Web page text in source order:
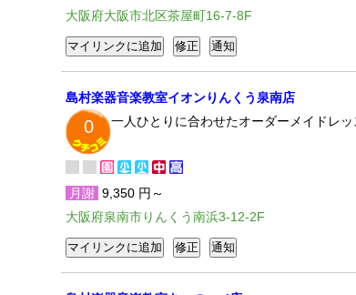
大阪府大阪市北区茶屋町16-7-8F
島村楽器音楽教室イオンりんくう泉南店
0 一人ひとりに合わせたオーダーメイドレ
月謝 9,350 円～
大阪府泉南市りんくう南浜3-12-2F